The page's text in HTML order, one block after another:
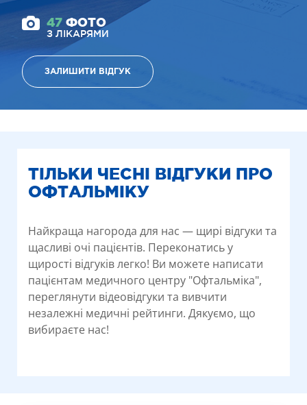
47 ФОТО
З ЛІКАРЯМИ
ЗАЛИШИТИ ВІДГУК
ТІЛЬКИ ЧЕСНІ ВІДГУКИ ПРО
ОФТАЛЬМІКУ
Найкраща нагорода для нас — щирі відгуки та
щасливі очі пацієнтів. Переконатись у
щирості відгуків легко! Ви можете написати
пацієнтам медичного центру "Офтальміка",
переглянути відеовідгуки та вивчити
незалежні медичні рейтинги. Дякуємо, що
вибираєте нас!